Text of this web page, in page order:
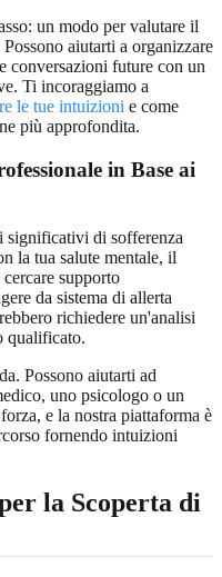
un modo per valutare il
aiutarti a organizzare
conversazioni future con un
Ti incoraggiamo a
le tue intuizioni e come
più approfondita.
in Base ai
significativi di sofferenza
la tua salute mentale, il
supporto
da sistema di allerta
richiedere un'analisi
qualificato.
Possono aiutarti ad
uno psicologo o un
e la nostra piattaforma è
fornendo intuizioni
la Scoperta di